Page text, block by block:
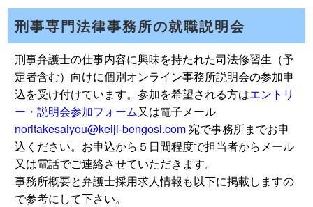
刑事専門法律事務所の就職説明会
刑事弁護士の仕事内容に興味を持たれた司法修習生（予
定者含む）向けに個別オンライン事務所説明会の参加申
込を受け付けています。参加を希望される方はエントリ
ー・説明会参加フォーム又は電子メール
noritakesaiyou@keiji-bengosi.com宛で事務所までお申
込ください。お申込から５日間程度で担当者からメール
又は電話でご連絡させていただきます。
事務所概要と弁護士採用求人情報も以下に掲載しますの
で参考にして下さい。